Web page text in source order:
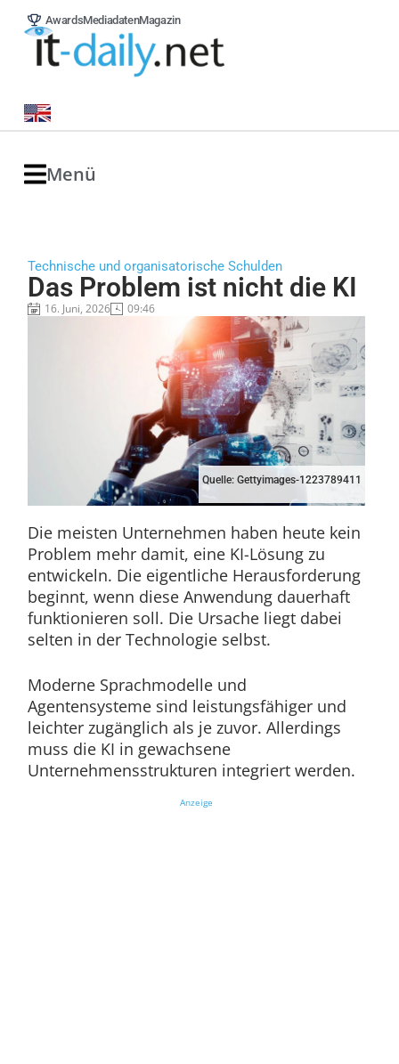
AwardsMediadatenMagazin
Menü
Technische und organisatorische Schulden
Das Problem ist nicht die KI
16. Juni, 2026 09:46
Quelle: Gettyimages-1223789411
Die meisten Unternehmen haben heute kein
Problem mehr damit, eine KI-Lösung zu
entwickeln. Die eigentliche Herausforderung
beginnt, wenn diese Anwendung dauerhaft
funktionieren soll. Die Ursache liegt dabei
selten in der Technologie selbst.
Moderne Sprachmodelle und
Agentensysteme sind leistungsfähiger und
leichter zugänglich als je zuvor. Allerdings
muss die KI in gewachsene
Unternehmensstrukturen integriert werden.
Anzeige